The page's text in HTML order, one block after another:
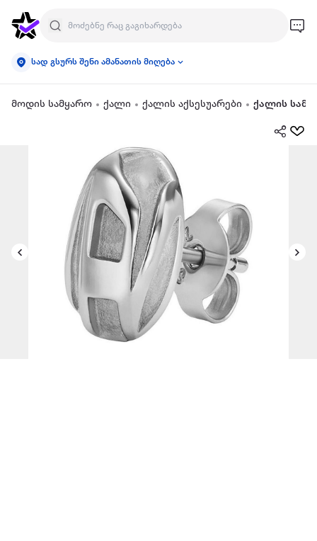
სად გსურს შენი ამანათის მიღება
მოდის სამყარო ქალი ქალის აქსესუარები ქალის